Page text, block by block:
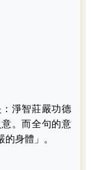
淨智莊嚴功德
。而全句的意
身體」。